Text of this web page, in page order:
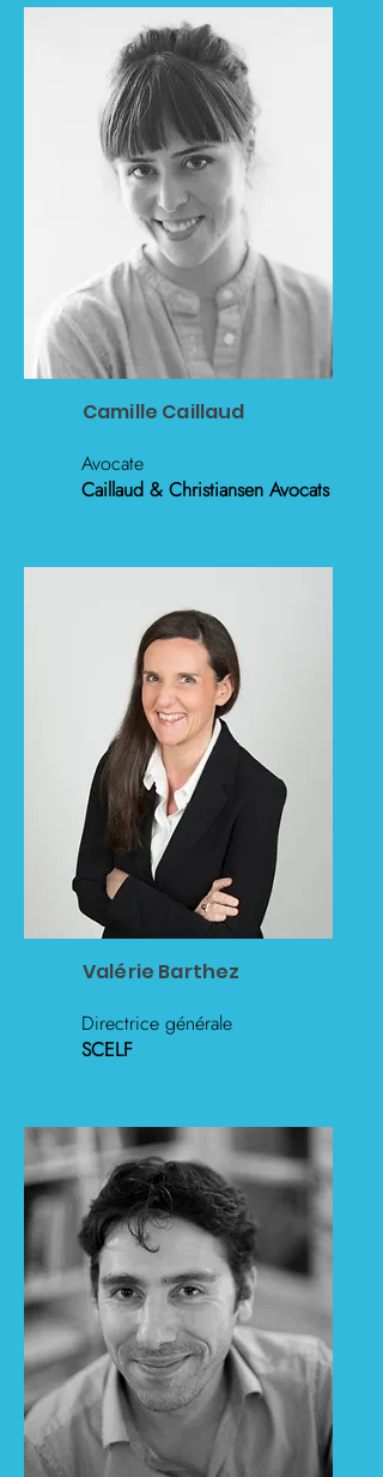
Camille Caillaud
Avocate
Caillaud & Christiansen Avocats
Valérie Barthez
Directrice générale
SCELF